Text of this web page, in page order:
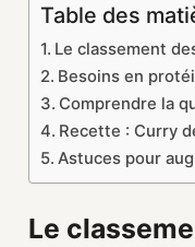
Table des
Le classement
Besoins en
Comprendre la
Recette : Curry
Astuces pour
Le